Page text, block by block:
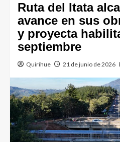
Ruta del Itata
avance en sus
y proyecta
septiembre
Quirihue 21 de junio de 2026